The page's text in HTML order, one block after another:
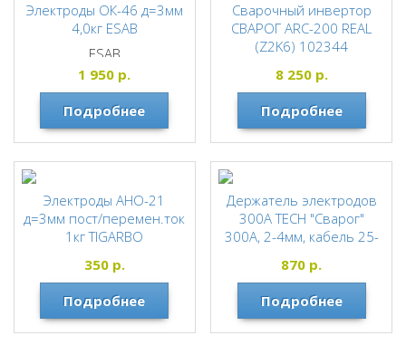
Электроды ОК-46 д=3мм
4,0кг ESAB
ESAB
1 950 р.
Подробнее
Сварочный инвертор
СВАРОГ ARC-200 REAL
(Z2K6) 102344
СВАРОГ
8 250р.
Подробнее
Электроды АНО-21
д=3мм пост/перемен.ток
1кг TIGARBO
TIGARBO
350р.
Подробнее
Держатель электродов
300А TECH "Сварог"
300А, 2-4мм, кабель 25-
СВАРОГ
870 р.
Подробнее